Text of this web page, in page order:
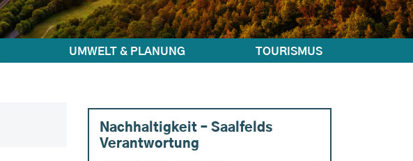
UMWELT & PLANUNG TOURISMUS
Nachhaltigkeit – Saalfelds
Verantwortung